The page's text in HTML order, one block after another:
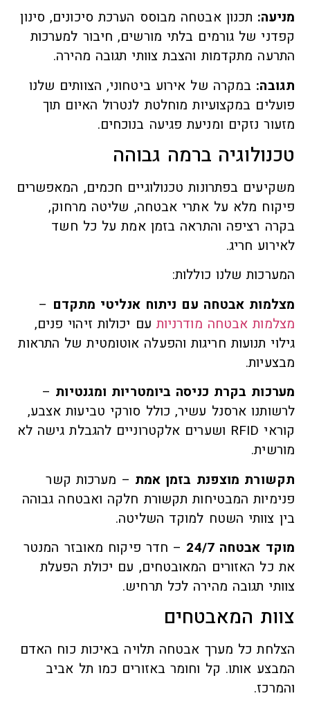
מניעה: תכנון אבטחה מבוסס הערכת סיכונים, סינון
קפדני של גורמים בלתי מורשים, חיבור למערכות
התרעה מתקדמות והצבת צוותי תגובה מהירה.
תגובה: במקרה של אירוע ביטחוני, הצוותים שלנו
פועלים במקצועיות מוחלטת לנטרול האיום תוך
מזעור נזקים ומניעת פגיעה בנוכחים.
טכנולוגיה ברמה גבוהה
משקיעים בפתרונות טכנולוגיים חכמים, המאפשרים
פיקוח מלא על אתרי אבטחה, שליטה מרחוק,
בקרה רציפה והתראה בזמן אמת על כל חשד
לאירוע חריג.
המערכות שלנו כוללות:
מצלמות אבטחה עם ניתוח אנליטי מתקדם –
מצלמות אבטחה מודרניות עם יכולות זיהוי פנים,
גילוי תנועות חריגות והפעלה אוטומטית של התראות
מבצעיות.
מערכות בקרת כניסה ביומטריות ומגנטיות –
לרשותנו ארסנל עשיר, כולל סורקי טביעות אצבע,
קוראי RFID ושערים אלקטרוניים להגבלת גישה לא
מורשית.
תקשורת מוצפנת בזמן אמת – מערכות קשר
פנימיות המבטיחות תקשורת חלקה ואבטחה גבוהה
בין צוותי השטח למוקד השליטה.
מוקד אבטחה 24/7
– חדר פיקוח מאובזר המנטר
את כל האזורים המאובטחים, עם יכולת הפעלת
צוותי תגובה מהירה לכל תרחיש.
צוות המאבטחים
הצלחת כל מערך אבטחה תלויה באיכות כוח האדם
המבצע אותו. קל וחומר באזורים כמו תל אביב
והמרכז.